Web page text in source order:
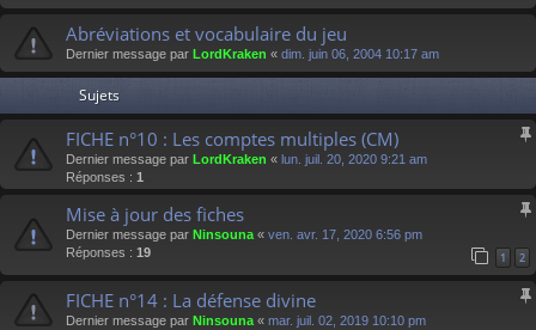
Abréviations et vocabulaire du jeu
Dernier message par LordKraken « dim. juin 06, 2004 10:17 am
Sujets
FICHE n°10 : Les comptes multiples (CM)
Dernier message par LordKraken « lun. juil. 20, 2020 9:21 am
Réponses : 1
Mise à jour des fiches
Dernier message par Ninsouna « ven. avr. 17, 2020 6:56 pm
Réponses : 19 1 2
FICHE n°14 : La défense divine
Dernier message par Ninsouna « mar. juil. 02, 2019 10:10 pm